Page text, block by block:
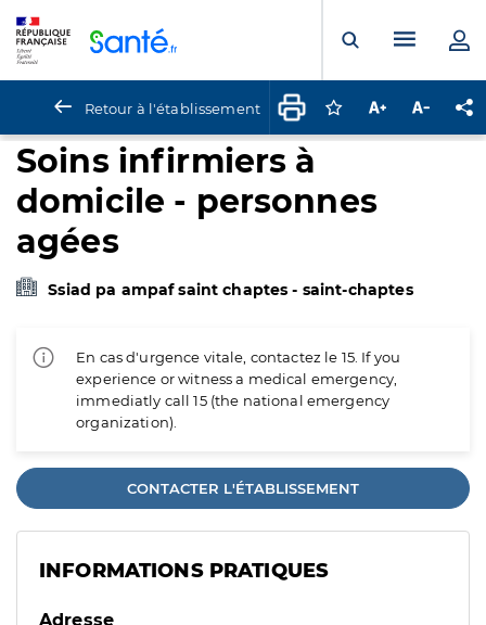
Ouvrir laMenu
Retour à l'établissement Connectez-vous
Augmenter la
Soins infirmiers à
domicile - personnes
agées
Ssiad pa ampaf saint chaptes - saint-chaptes
En cas d'urgence vitale, contactez le 15. If you
experience or witness a medical emergency,
immediatly call 15 (the national emergency
organization).
CONTACTER L'ÉTABLISSEMENT
INFORMATIONS PRATIQUES
Adresse